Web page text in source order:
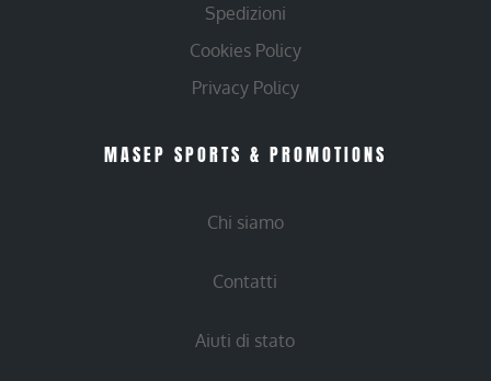
Spedizioni
Cookies Policy
Privacy Policy
MASEP SPORTS & PROMOTIONS
Chi siamo
Contatti
Aiuti di stato